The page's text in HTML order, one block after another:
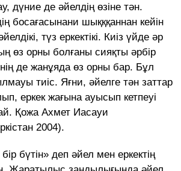
дүние де әйелдің өзіне тән.
босағасынани шықққаннан кейін
түз еркектікі. Киіз үйде әр
өз орны болғаны сияқты әрбір
де жанұяда өз орны бар. Бұл
тиіс. Яғни, әйелге тән заттар
еркек жағына ауысып кетпеуі
Қожа Ахмет Иасауи
2004).
бүтін» деп әйел мен еркектің